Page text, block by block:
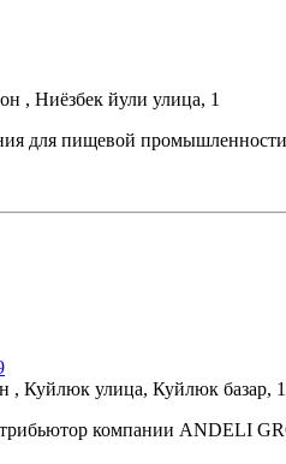
, Ниёзбек йули улица, 1
для пищевой
, Куйлюк улица, Куйлюк базар,
компании ANDELI